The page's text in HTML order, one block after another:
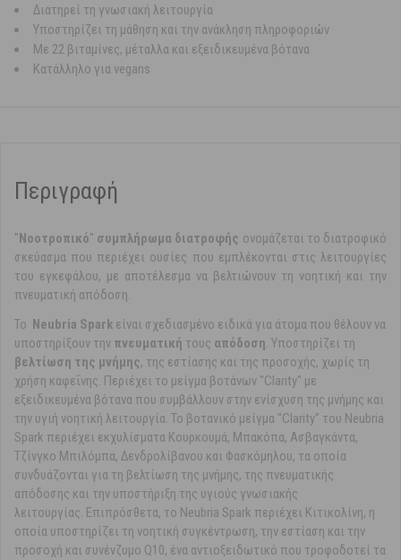
Διατηρεί τη γνωσιακή λειτουργία
Υποστηρίζει τη μάθηση και την ανάκληση πληροφοριών
Με 22 βιταμίνες, μέταλλα και εξειδικευμένα βότανα
Κατάλληλο για vegans
Περιγραφή
"Νοοτροπικό" συμπλήρωμα διατροφής ονομάζεται το διατροφικό
σκεύασμα που περιέχει ουσίες που εμπλέκονται στις λειτουργίες
του εγκεφάλου, με αποτέλεσμα να βελτιώνουν τη νοητική και την
πνευματική απόδοση.
Το Νeubria Spark είναι σχεδιασμένο ειδικά για άτομα που θέλουν να
υποστηρίξουν την πνευματική τους απόδοση. Υποστηρίζει τη
βελτίωση της μνήμης, της εστίασης και της προσοχής, χωρίς τη
χρήση καφεΐνης. Περιέχει το μείγμα βοτάνων "Clarity" με
εξειδικευμένα βότανα που συμβάλλουν στην ενίσχυση της μνήμης και
την υγιή νοητική λειτουργία. Το βοτανικό μείγμα "Clarity" του Neubria
Spark περιέχει εκχυλίσματα Κουρκουμά, Μπακόπα, Ασβαγκάντα,
Τζίνγκο Μπιλόμπα, Δενδρολίβανου και Φασκόμηλου, τα οποία
συνδυάζονται για τη βελτίωση της μνήμης, της πνευματικής
απόδοσης και την υποστήριξη της υγιούς γνωσιακής
λειτουργίας. Επιπρόσθετα, το Neubria Spark περιέχει Κιτικολίνη, η
οποία υποστηρίζει τη νοητική συγκέντρωση, την εστίαση και την
προσοχή και συνένζυμο Q10, ένα αντιοξειδωτικό που τροφοδοτεί τα